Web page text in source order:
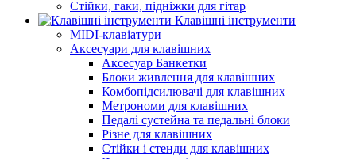
Стійки, гаки, підніжки для гітар
Клавішні інструменти
MIDI-клавіатури
Аксесуари для клавішних
Аксесуар Банкетки
Блоки живлення для клавішних
Комбопідсилювачі для клавішних
Метрономи для клавішних
Педалі сустейна та педальні блоки
Різне для клавішних
Стійки і стенди для клавішних